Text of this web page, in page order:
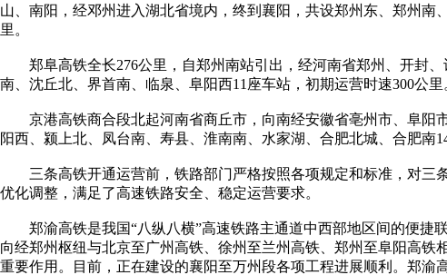
山、南阳，经邓州进入湖北省境内，终到襄阳，共设郑州东、郑州
里。
郑阜高铁全长276公里，自郑州南站引出，经河南省郑州、开封、
南、沈丘北、界首南、临泉、阜阳西11座车站，初期运营时速300公里
京港高铁商合段北起河南省商丘市，向南经安徽省亳州市、阜阳
阳西、颍上北、凤台南、寿县、淮南南、水家湖、合肥北城、合肥南
三条高铁开通运营前，铁路部门严格按照各项规定和标准，对三
优化调整，满足了高速铁路安全、稳定运营要求。
郑渝高铁是我国“八纵八横”高速铁路主通道中西部地区间的便捷
向经郑州枢纽与北京至广州高铁、徐州至兰州高铁、郑州至阜阳高
重要作用。目前，正在建设的襄阳至万州段各项工程进展顺利。郑